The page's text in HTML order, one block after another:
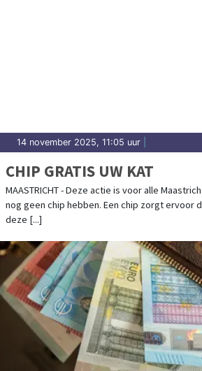
14 november 2025, 11:05 uur
CHIP GRATIS UW KAT
MAASTRICHT - Deze actie is voor alle
nog geen chip hebben. Een chip zorgt ervoor
deze [...]